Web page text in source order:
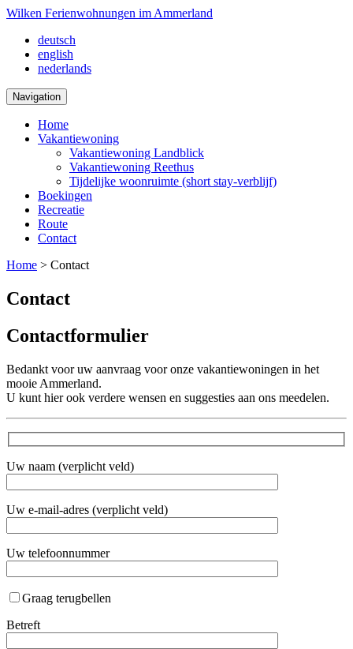
Wilken Ferienwohnungen im Ammerland
deutsch
english
nederlands
Navigation
Home
Vakantiewoning
Vakantiewoning Landblick
Vakantiewoning Reethus
Tijdelijke woonruimte (short stay-verblijf)
Boekingen
Recreatie
Route
Contact
Home > Contact
Contact
Contactformulier
Bedankt voor uw aanvraag voor onze vakantiewoningen in het
mooie Ammerland.
U kunt hier ook verdere wensen en suggesties aan ons meedelen.
Uw naam (verplicht veld)
Uw e-mail-adres (verplicht veld)
Uw telefoonnummer
Graag terugbellen
Betreft